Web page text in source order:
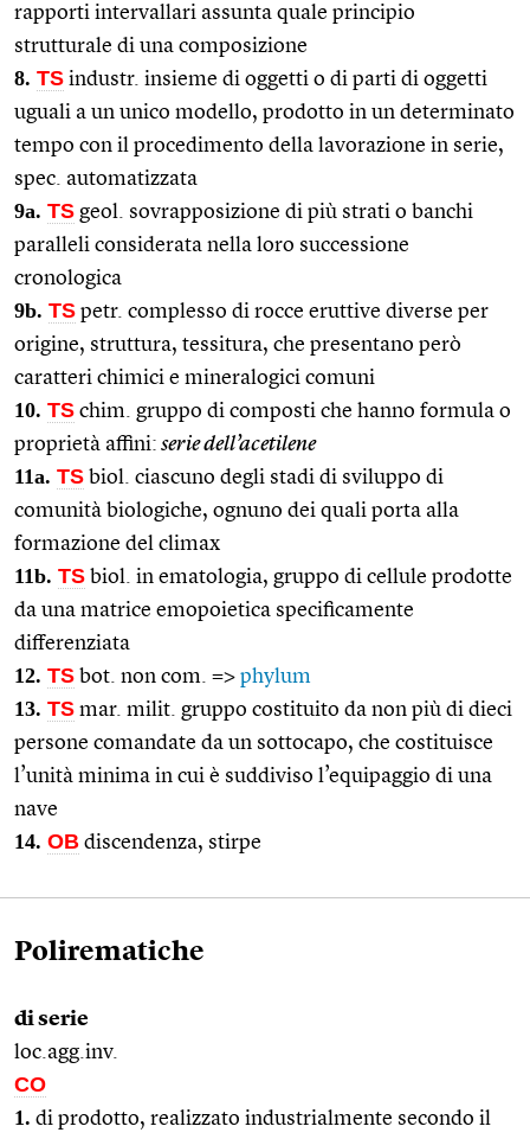
rapporti intervallari assunta quale principio
strutturale di una composizione
8. TS industr. insieme di oggetti o di parti di oggetti
uguali a un unico modello, prodotto in un determinato
tempo con il procedimento della lavorazione in serie,
spec. automatizzata
9a. TS geol. sovrapposizione di più strati o banchi
paralleli considerata nella loro successione
cronologica
9b. TS petr. complesso di rocce eruttive diverse per
origine, struttura, tessitura, che presentano però
caratteri chimici e mineralogici comuni
10. TS chim. gruppo di composti che hanno formula o
proprietà affini: serie dell’acetilene
11a. TS biol. ciascuno degli stadi di sviluppo di
comunità biologiche, ognuno dei quali porta alla
formazione del climax
11b. TS biol. in ematologia, gruppo di cellule prodotte
da una matrice emopoietica specificamente
differenziata
12. TS bot. non com. => phylum
13. TS mar. milit. gruppo costituito da non più di dieci
persone comandate da un sottocapo, che costituisce
l’unità minima in cui è suddiviso l’equipaggio di una
nave
14. OB discendenza, stirpe
Polirematiche
di serie
loc.agg.inv.
CO
1. di prodotto, realizzato industrialmente secondo il